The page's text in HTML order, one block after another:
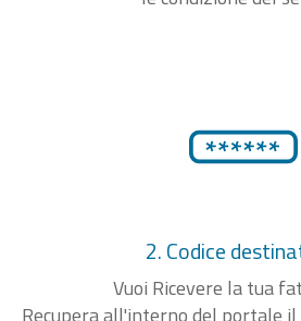
2. Codice
Vuoi Ricevere la tua
Recupera all'interno del portale